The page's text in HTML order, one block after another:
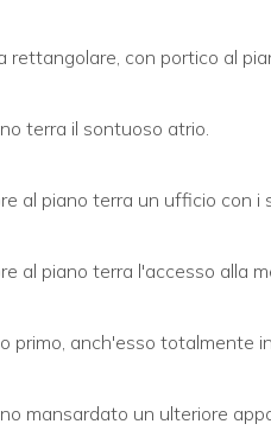
rettangolare, con portico al
terra il sontuoso atrio.
al piano terra un ufficio con
al piano terra l'accesso alla
primo, anch'esso totalmente
mansardato un ulteriore